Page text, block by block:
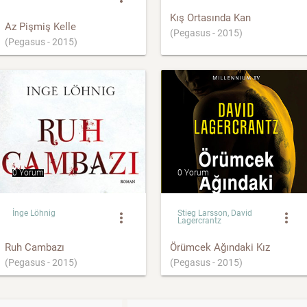
Az Pişmiş Kelle
(Pegasus - 2015)
Kış Ortasında Kan
(Pegasus - 2015)
0 Yorum
İnge Löhnig more_vert
Ruh Cambazı
(Pegasus - 2015)
0 Yorum
Stieg Larsson, David
Lagercrantz more_vert
Örümcek Ağındaki Kız
(Pegasus - 2015)